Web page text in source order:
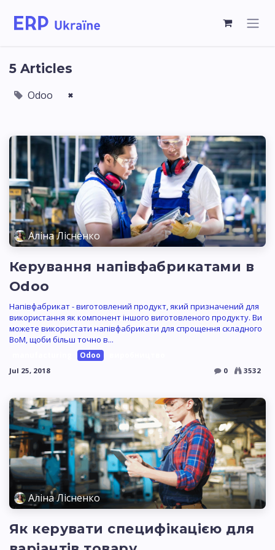
5 Articles
Odoo ×
Аліна Лісненко
Керування напівфабрикатами в
Odoo
Напівфабрикат - виготовлений продукт, який призначений для
використання як компонент іншого виготовленого продукту. Ви
можете використати напівфабрикати для спрощення складного
BoM, щоби більш точно в...
Odoo
Jul 25, 2018 0 3532
Аліна Лісненко
Як керувати специфікацією для